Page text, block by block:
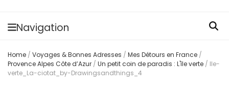
Navigation
Home / Voyages & Bonnes Adresses / Mes Détours en France /
Provence Alpes Côte d’Azur / Un petit coin de paradis : L'île verte / Ile-
verte_La-ciotat_by-Drawingsandthings_4